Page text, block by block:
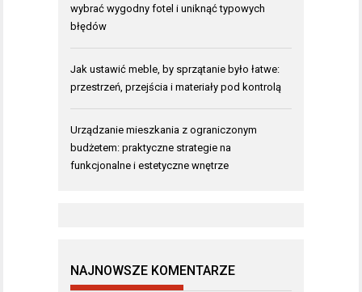
wybrać wygodny fotel i uniknąć typowych
błędów
Jak ustawić meble, by sprzątanie było łatwe:
przestrzeń, przejścia i materiały pod kontrolą
Urządzanie mieszkania z ograniczonym
budżetem: praktyczne strategie na
funkcjonalne i estetyczne wnętrze
NAJNOWSZE KOMENTARZE